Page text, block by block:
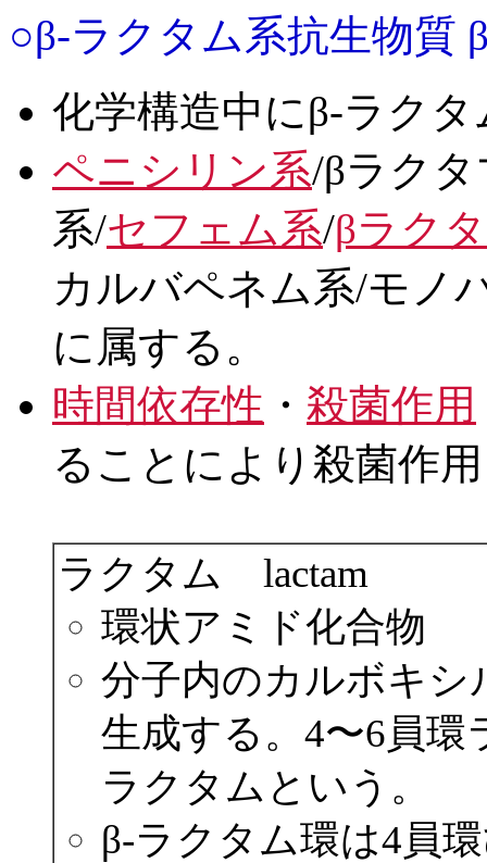
○β-ラクタム系抗生物質
化学構造中にβ-ラク
ペニシリン系/βラク
系/セフェム系/βラク
カルバペネム系/モノ
に属する。
時間依存性 ・ 殺菌作用
ることにより殺菌作
ラクタム lactam
環状アミド化合物
分子内のカルボキシ
生成する。4〜6員環
ラクタムという。
β-ラクタム環は4員